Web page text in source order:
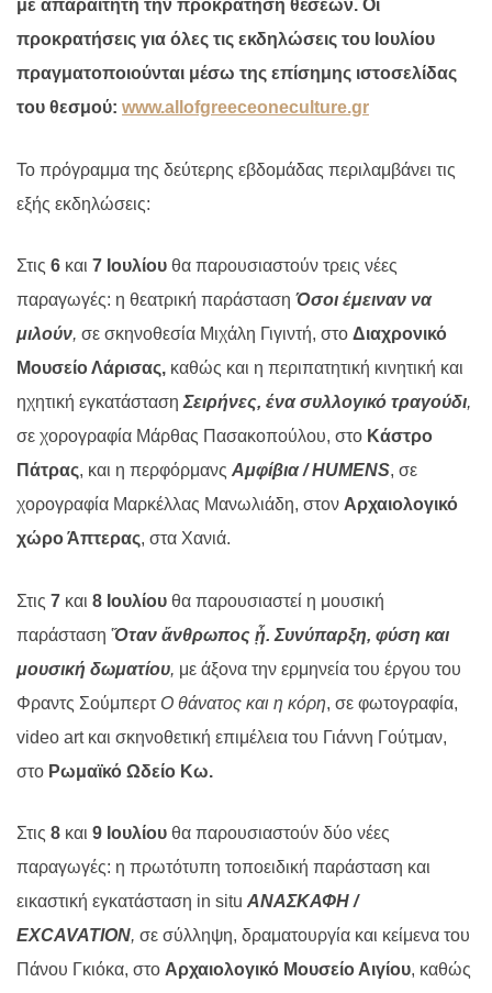
με απαραίτητη την προκράτηση θέσεων. Οι
προκρατήσεις για όλες τις εκδηλώσεις του Ιουλίου
πραγματοποιούνται μέσω της επίσημης ιστοσελίδας
του θεσμού: www.allofgreeceoneculture.gr
Το πρόγραμμα της δεύτερης εβδομάδας περιλαμβάνει τις
εξής εκδηλώσεις:
Στις 6 και 7 Ιουλίου θα παρουσιαστούν τρεις νέες
παραγωγές: η θεατρική παράσταση Όσοι έμειναν να
μιλούν, σε σκηνοθεσία Μιχάλη Γιγιντή, στο Διαχρονικό
Μουσείο Λάρισας, καθώς και η περιπατητική κινητική και
ηχητική εγκατάσταση Σειρήνες, ένα συλλογικό τραγούδι,
σε χορογραφία Μάρθας Πασακοπούλου, στο Κάστρο
Πάτρας, και η περφόρμανς Αμφίβια / HUMENS, σε
χορογραφία Μαρκέλλας Μανωλιάδη, στον Αρχαιολογικό
χώρο Άπτερας, στα Χανιά.
Στις 7 και 8 Ιουλίου θα παρουσιαστεί η μουσική
παράσταση Ὅταν ἄνθρωπος ᾖ. Συνύπαρξη, φύση και
μουσική δωματίου, με άξονα την ερμηνεία του έργου του
Φραντς Σούμπερτ Ο θάνατος και η κόρη, σε φωτογραφία,
video art και σκηνοθετική επιμέλεια του Γιάννη Γούτμαν,
στο Ρωμαϊκό Ωδείο Κω.
Στις 8 και 9 Ιουλίου θα παρουσιαστούν δύο νέες
παραγωγές: η πρωτότυπη τοποειδική παράσταση και
εικαστική εγκατάσταση in situ ΑΝΑΣΚΑΦΗ /
EXCAVATION, σε σύλληψη, δραματουργία και κείμενα του
Πάνου Γκιόκα, στο Αρχαιολογικό Μουσείο Αιγίου, καθώς